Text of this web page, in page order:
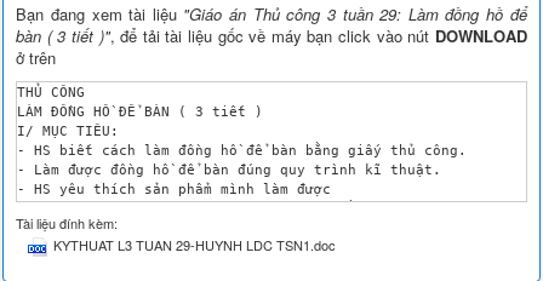
Bạn đang xem tài liệu "Giáo án Thủ công 3 tuần 29: Làm đồng hồ để
bàn ( 3 tiết )", để tải tài liệu gốc về máy bạn click vào nút DOWNLOAD
ở trên
THỦ CÔNG
LÀM ĐỒNG HỒ ĐỂ BÀN ( 3 tiết )
I/ MỤC TIÊU:
- HS biết cách làm đồng hồ để bàn bằng giấy thủ công.
- Làm được đồng hồ để bàn đúng quy trình kĩ thuật.
- HS yêu thích sản phẩm mình làm được
II/ CHUẨN BỊ : Mẫu đồng hồ để bàn làm bằng giấy thủ công .
III/ HOẠT ĐỘNG DẠY-HỌC:
HOẠT ĐỘNG DẠY
Tài liệu đính kèm:
KYTHUAT L3 TUAN 29-HUYNH LDC TSN1.doc